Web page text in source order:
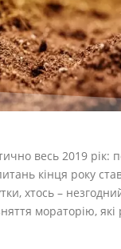
весь 2019 рік:
кінця року
хтось –
мораторію,